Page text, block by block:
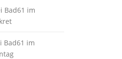
Bad61 im
Bad61 im